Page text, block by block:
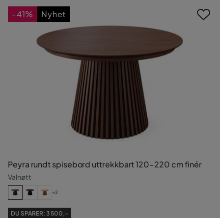
Peyra rundt spisebord uttrekkbart 120–220 cm finér
Valnøtt
+2
DU SPARER: 3 500,-
-41% Nyhet